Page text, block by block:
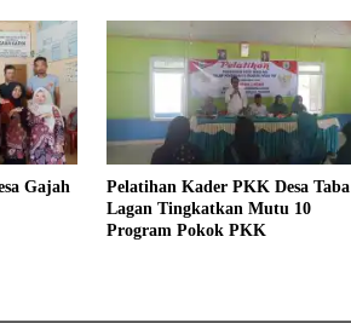
Gajah
Pelatihan Kader PKK Desa Taba
Lagan Tingkatkan Mutu 10
Program Pokok PKK